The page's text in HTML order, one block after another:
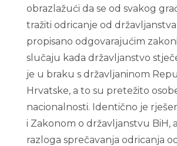
obrazlažući da se od svakog
tražiti odricanje od
propisano odgovarajućim
slučaju kada državljanstvo
je u braku s državljaninom
Hrvatske, a to su pretežito
nacionalnosti. Identično je
i Zakonom o državljanstvu BiH,
razloga sprečavanja odricanja